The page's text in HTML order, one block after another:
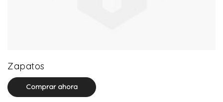
Zapatos
Comprar ahora